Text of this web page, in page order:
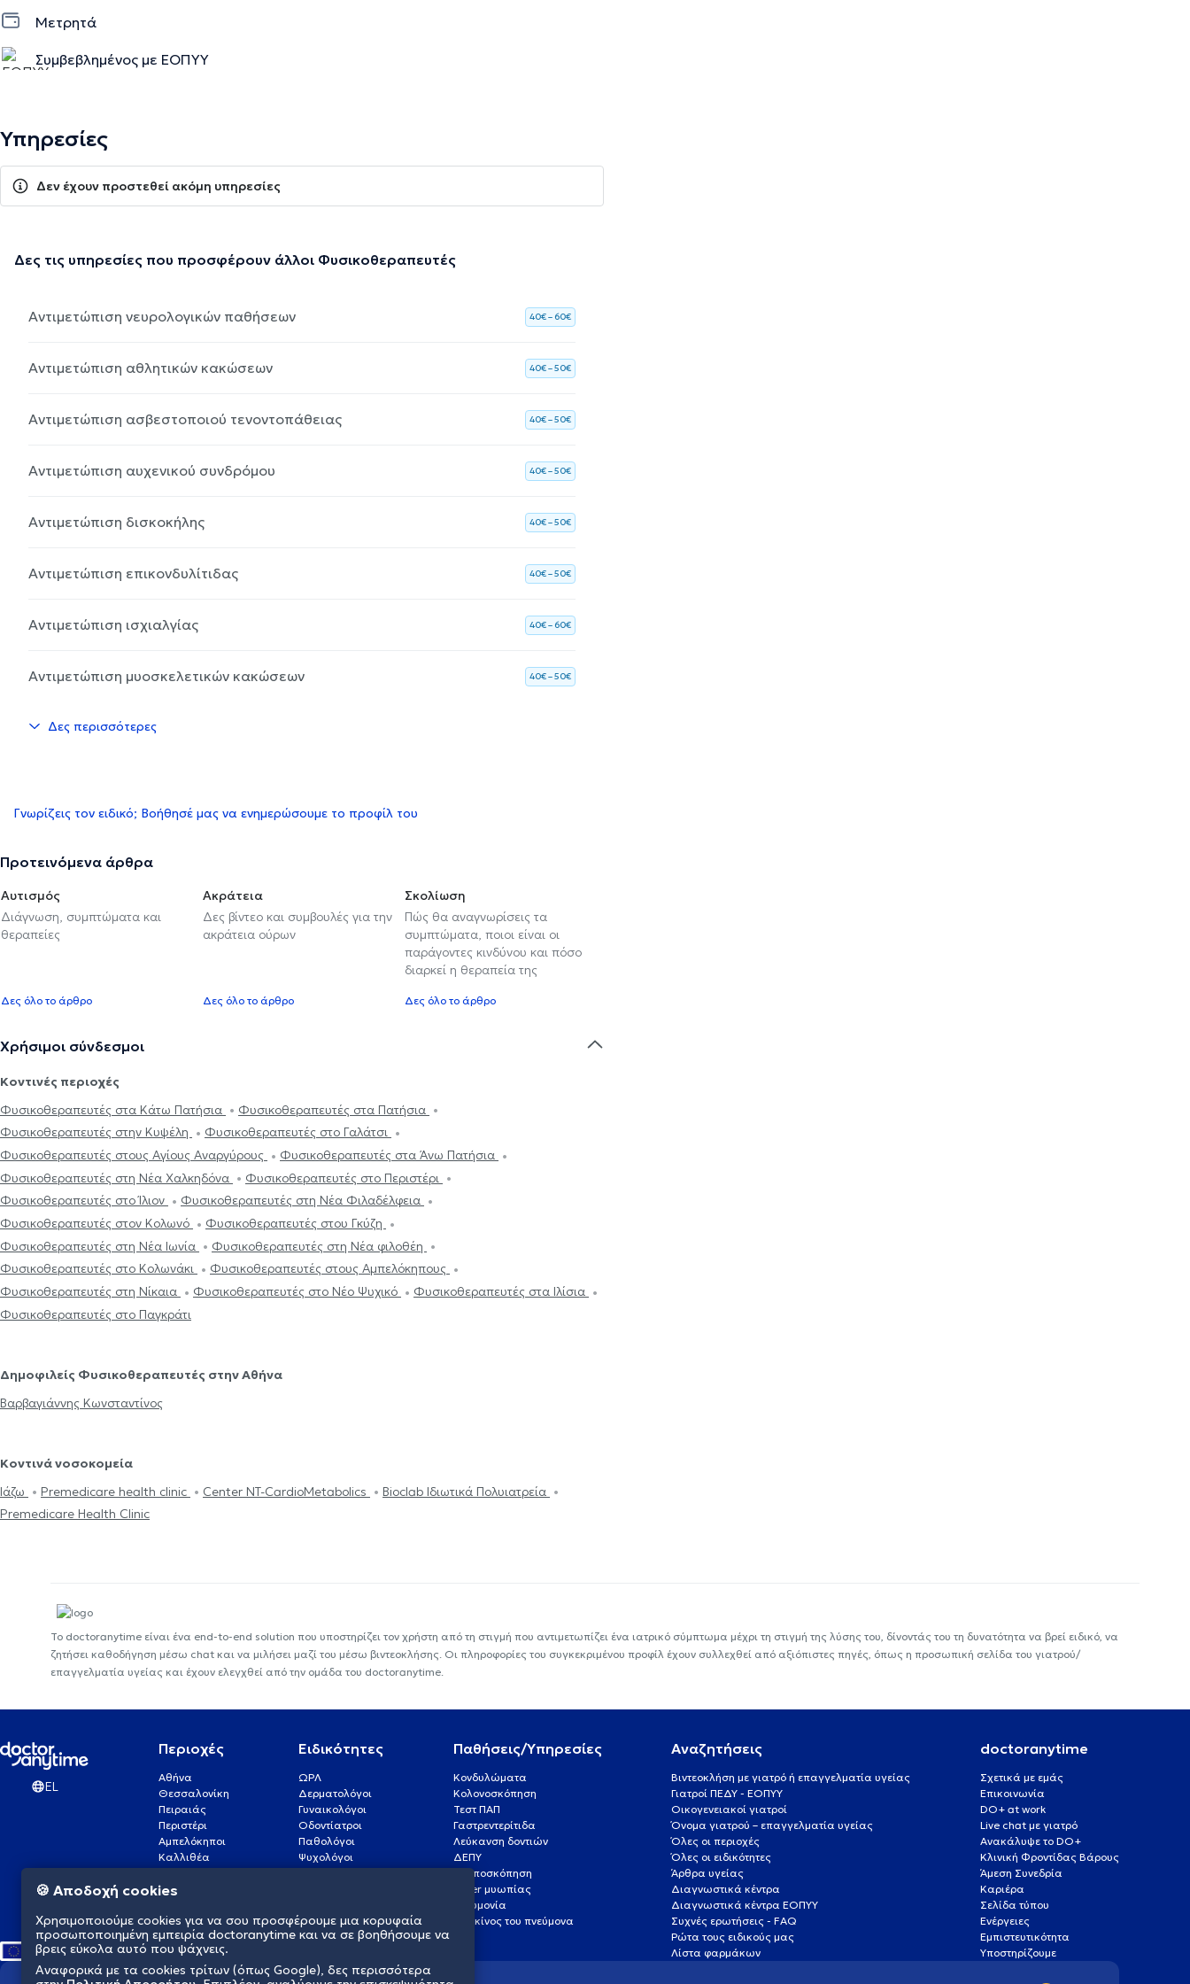
Μετρητά
Συμβεβλημένος με ΕΟΠΥΥ
Υπηρεσίες
Δεν έχουν προστεθεί ακόμη υπηρεσίες
Δες τις υπηρεσίες που προσφέρουν άλλοι Φυσικοθεραπευτές
Αντιμετώπιση νευρολογικών παθήσεων 40€ – 60€
Αντιμετώπιση αθλητικών κακώσεων 40€ – 50€
Αντιμετώπιση ασβεστοποιού τενοντοπάθειας 40€ – 50€
Αντιμετώπιση αυχενικού συνδρόμου 40€ – 50€
Αντιμετώπιση δισκοκήλης 40€ – 50€
Αντιμετώπιση επικονδυλίτιδας 40€ – 50€
Αντιμετώπιση ισχιαλγίας 40€ – 60€
Αντιμετώπιση μυοσκελετικών κακώσεων 40€ – 50€
Δες περισσότερες
Γνωρίζεις τον ειδικό; Βοήθησέ μας να ενημερώσουμε το προφίλ του
Προτεινόμενα άρθρα
Αυτισμός
Διάγνωση, συμπτώματα και
θεραπείες
Δες όλο το άρθρο
Ακράτεια
Δες βίντεο και συμβουλές για την
ακράτεια ούρων
Δες όλο το άρθρο
Σκολίωση
Πώς θα αναγνωρίσεις τα
συμπτώματα, ποιοι είναι οι
παράγοντες κινδύνου και πόσο
διαρκεί η θεραπεία της
Δες όλο το άρθρο
Χρήσιμοι σύνδεσμοι
Κοντινές περιοχές
Φυσικοθεραπευτές στα Κάτω Πατήσια
Φυσικοθεραπευτές στα Πατήσια
Φυσικοθεραπευτές στην Κυψέλη
Φυσικοθεραπευτές στο Γαλάτσι
Φυσικοθεραπευτές στους Αγίους Αναργύρους
Φυσικοθεραπευτές στα Άνω Πατήσια
Φυσικοθεραπευτές στη Νέα Χαλκηδόνα
Φυσικοθεραπευτές στο Περιστέρι
Φυσικοθεραπευτές στο Ίλιον
Φυσικοθεραπευτές στη Νέα Φιλαδέλφεια
Φυσικοθεραπευτές στον Κολωνό
Φυσικοθεραπευτές στου Γκύζη
Φυσικοθεραπευτές στη Νέα Ιωνία
Φυσικοθεραπευτές στη Νέα φιλοθέη
Φυσικοθεραπευτές στο Κολωνάκι
Φυσικοθεραπευτές στους Αμπελόκηπους
Φυσικοθεραπευτές στη Νίκαια
Φυσικοθεραπευτές στο Νέο Ψυχικό
Φυσικοθεραπευτές στα Ιλίσια
Φυσικοθεραπευτές στο Παγκράτι
Δημοφιλείς Φυσικοθεραπευτές στην Αθήνα
Βαρβαγιάννης Κωνσταντίνος
Κοντινά νοσοκομεία
Ιάζω
Premedicare health clinic Center NT-CardioMetabolics
Bioclab Ιδιωτικά Πολυιατρεία
Premedicare Health Clinic
Το doctoranytime είναι ένα end-to-end solution που υποστηρίζει τον χρήστη από τη στιγμή που αντιμετωπίζει ένα ιατρικό σύμπτωμα μέχρι τη στιγμή της λύσης του, δίνοντάς του τη δυνατότητα να βρεί ειδικό, να
ζητήσει καθοδήγηση μέσω chat και να μιλήσει μαζί του μέσω βιντεοκλήσης. Οι πληροφορίες του συγκεκριμένου προφίλ έχουν συλλεχθεί από αξιόπιστες πηγές, όπως η προσωπική σελίδα του γιατρού/
επαγγελματία υγείας και έχουν ελεγχθεί από την ομάδα του doctoranytime.
EL
Περιοχές
Αθήνα
Θεσσαλονίκη
Πειραιάς
Περιστέρι
Αμπελόκηποι
Καλλιθέα
Γλυφάδα
Νέα Σμύρνη
Ειδικότητες
ΩΡΛ
Δερματολόγοι
Γυναικολόγοι
Οδοντίατροι
Παθολόγοι
Ψυχολόγοι
Καρδιολόγοι
Παθήσεις/Υπηρεσίες
Κονδυλώματα
Κολονοσκόπηση
Τεστ ΠΑΠ
Γαστρεντερίτιδα
Λεύκανση δοντιών
ΔΕΠΥ
Κολποσκόπηση
Laser μυωπίας
Πνευμονία
Καρκίνος του πνεύμονα
Αναζητήσεις
Βιντεοκλήση με γιατρό ή επαγγελματία υγείας
Γιατροί ΠΕΔΥ - ΕΟΠΥΥ
Οικογενειακοί γιατροί
Όνομα γιατρού – επαγγελματία υγείας
Όλες οι περιοχές
Όλες οι ειδικότητες
Άρθρα υγείας
Διαγνωστικά κέντρα
Διαγνωστικά κέντρα ΕΟΠΥΥ
Συχνές ερωτήσεις - FAQ
Ρώτα τους ειδικούς μας
Λίστα φαρμάκων
doctoranytime
Σχετικά με εμάς
Επικοινωνία
DO+ at work
Live chat με γιατρό
Ανακάλυψε το DO+
Κλινική Φροντίδας Βάρους
Άμεση Συνεδρία
Καριέρα
Σελίδα τύπου
Ενέργειες
Εμπιστευτικότητα
Υποστηρίζουμε
🍪 Αποδοχή cookies
Χρησιμοποιούμε cookies για να σου προσφέρουμε μια κορυφαία
προσωποποιημένη εμπειρία doctoranytime και να σε βοηθήσουμε να
βρεις εύκολα αυτό που ψάχνεις.
Αναφορικά με τα cookies τρίτων (όπως Google), δες περισσότερα